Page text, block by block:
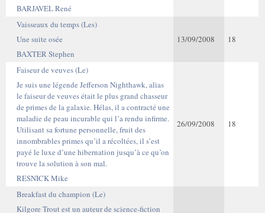
BARJAVEL René
Vaisseaux du temps (Les)
Une suite osée
BAXTER Stephen
13/09/2008 18
Faiseur de veuves (Le)
Je suis une légende Jefferson Nighthawk, alias
le faiseur de veuves était le plus grand chasseur
de primes de la galaxie. Hélas, il a contracté une
maladie de peau incurable qui l’a rendu infirme.
Utilisant sa fortune personnelle, fruit des
innombrables primes qu’il a récoltées, il s’est
payé le luxe d’une hibernation jusqu’à ce qu’on
trouve la solution à son mal.
RESNICK Mike
26/09/2008 18
Breakfast du champion (Le)
Kilgore Trout est un auteur de science-fiction